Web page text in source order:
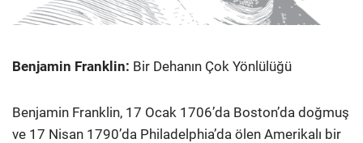
Benjamin Franklin: Bir Dehanın Çok Yönlülüğü
Benjamin Franklin, 17 Ocak 1706’da Boston’da doğmuş
ve 17 Nisan 1790’da Philadelphia’da ölen Amerikalı bir